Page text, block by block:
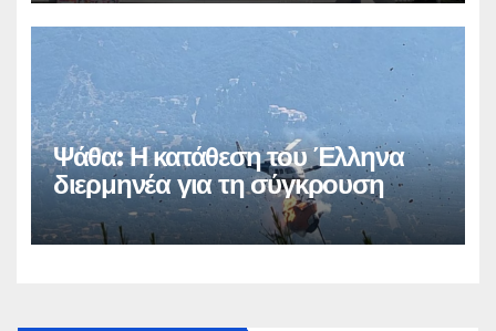
Ψάθα: Η κατάθεση του Έλληνα
διερμηνέα για τη σύγκρουση